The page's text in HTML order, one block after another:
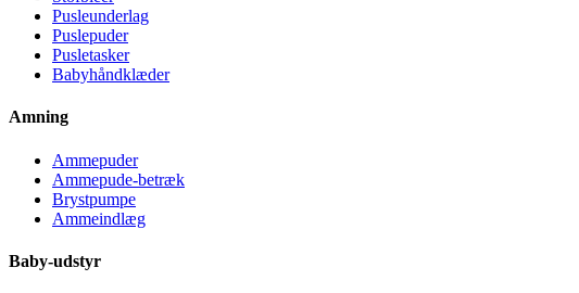
Pusleunderlag
Puslepuder
Pusletasker
Babyhåndklæder
Amning
Ammepuder
Ammepude-betræk
Brystpumpe
Ammeindlæg
Baby-udstyr